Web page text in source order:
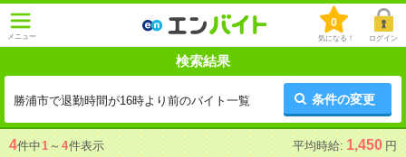
メニュー
0
気になる！ ログイン
検索結果
勝浦市で退勤時間が16時より前のバイト一覧 条件の変更
4件中1 ～ 4件表示 平均時給: 1,450 円